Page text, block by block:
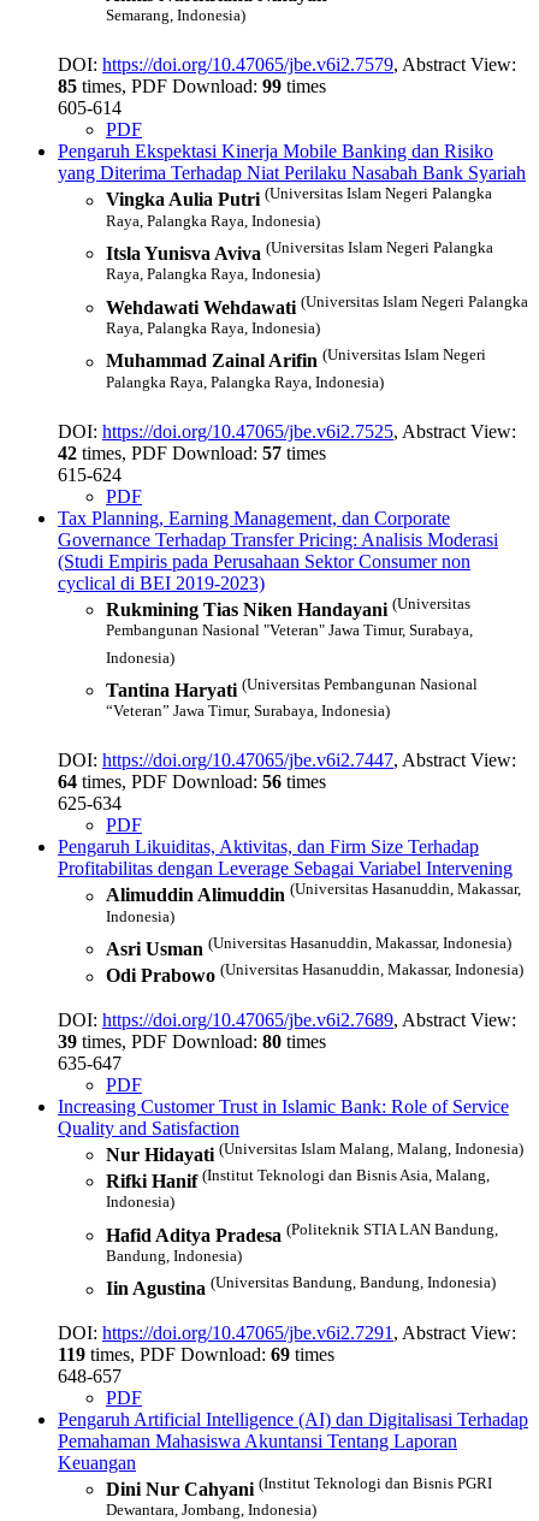
Semarang, Indonesia)
DOI: https://doi.org/10.47065/jbe.v6i2.7579, Abstract View:
85 times, PDF Download: 99 times
605-614
PDF
Pengaruh Ekspektasi Kinerja Mobile Banking dan Risiko
yang Diterima Terhadap Niat Perilaku Nasabah Bank Syariah
Vingka Aulia Putri (Universitas Islam Negeri Palangka
Raya, Palangka Raya, Indonesia)
Itsla Yunisva Aviva (Universitas Islam Negeri Palangka
Raya, Palangka Raya, Indonesia)
Wehdawati Wehdawati (Universitas Islam Negeri Palangka
Raya, Palangka Raya, Indonesia)
Muhammad Zainal Arifin (Universitas Islam Negeri
Palangka Raya, Palangka Raya, Indonesia)
DOI: https://doi.org/10.47065/jbe.v6i2.7525, Abstract View:
42 times, PDF Download: 57 times
615-624
PDF
Tax Planning, Earning Management, dan Corporate
Governance Terhadap Transfer Pricing: Analisis Moderasi
(Studi Empiris pada Perusahaan Sektor Consumer non
cyclical di BEI 2019-2023)
Rukmining Tias Niken Handayani (Universitas
Pembangunan Nasional "Veteran" Jawa Timur, Surabaya,
Indonesia)
Tantina Haryati (Universitas Pembangunan Nasional
“Veteran” Jawa Timur, Surabaya, Indonesia)
DOI: https://doi.org/10.47065/jbe.v6i2.7447, Abstract View:
64 times, PDF Download: 56 times
625-634
PDF
Pengaruh Likuiditas, Aktivitas, dan Firm Size Terhadap
Profitabilitas dengan Leverage Sebagai Variabel Intervening
Alimuddin Alimuddin (Universitas Hasanuddin, Makassar,
Indonesia)
Asri Usman (Universitas Hasanuddin, Makassar, Indonesia)
Odi Prabowo (Universitas Hasanuddin, Makassar, Indonesia)
DOI: https://doi.org/10.47065/jbe.v6i2.7689, Abstract View:
39 times, PDF Download: 80 times
635-647
PDF
Increasing Customer Trust in Islamic Bank: Role of Service
Quality and Satisfaction
Nur Hidayati (Universitas Islam Malang, Malang, Indonesia)
Rifki Hanif (Institut Teknologi dan Bisnis Asia, Malang,
Indonesia)
Hafid Aditya Pradesa (Politeknik STIA LAN Bandung,
Bandung, Indonesia)
Iin Agustina (Universitas Bandung, Bandung, Indonesia)
DOI: https://doi.org/10.47065/jbe.v6i2.7291 , Abstract View:
119 times, PDF Download: 69 times
648-657
PDF
Pengaruh Artificial Intelligence (AI) dan Digitalisasi Terhadap
Pemahaman Mahasiswa Akuntansi Tentang Laporan
Keuangan
Dini Nur Cahyani (Institut Teknologi dan Bisnis PGRI
Dewantara, Jombang, Indonesia)